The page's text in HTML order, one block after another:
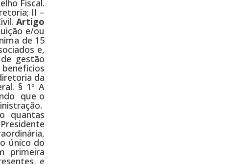
Fiscal.
II –
Artigo
e/ou
de 15
e,
gestão
da
§ 1º A
que o
quantas
único do
primeira
e